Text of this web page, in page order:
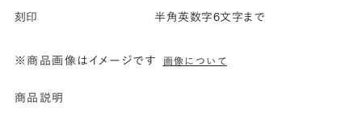
刻印
半角英数字6文字まで
※商品画像はイメージです 画像について
商品説明